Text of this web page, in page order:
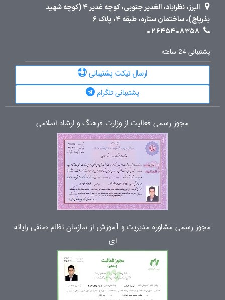
البرز، نظرآباد، الغدیر جنوبی، کوچه غدیر 4 (کوچه شهید
بذرپاچ)، ساختمان ستاره، طبقه 4، پلاک 6
02645408358
پشتیبانی 24 ساعته
ارسال تیکت پشتیبانی
پشتیبانی تلگرام
مجوز رسمی فعالیت از وزارت فرهنگ و ارشاد اسلامی
مجوز رسمی مشاوره مدیریت و آموزش از سازمان نظام صنفی رایانه
ای